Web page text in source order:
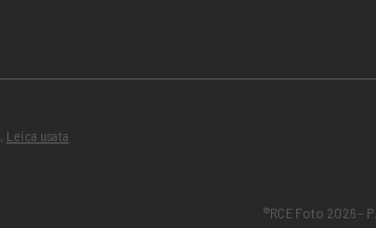
, Leica usata
®RCE Foto 2026 –